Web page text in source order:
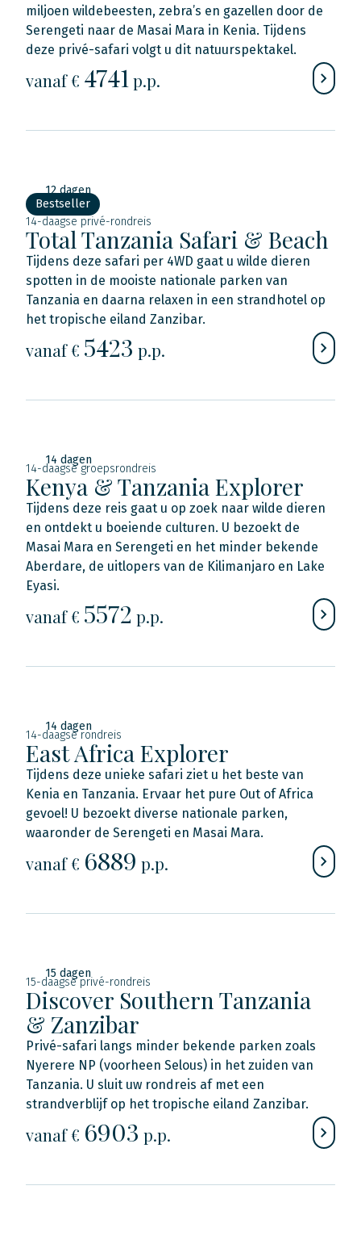
miljoen wildebeesten, zebra’s en gazellen door de
Serengeti naar de Masai Mara in Kenia. Tijdens
deze privé-safari volgt u dit natuurspektakel.
vanaf € 4741p.p.
12 dagen
Bestseller
14-daagse privé-rondreis
Total Tanzania Safari & Beach
Tijdens deze safari per 4WD gaat u wilde dieren
spotten in de mooiste nationale parken van
Tanzania en daarna relaxen in een strandhotel op
het tropische eiland Zanzibar.
vanaf € 5423 p.p.
14 dagen
14-daagse groepsrondreis
Kenya & Tanzania Explorer
Tijdens deze reis gaat u op zoek naar wilde dieren
en ontdekt u boeiende culturen. U bezoekt de
Masai Mara en Serengeti en het minder bekende
Aberdare, de uitlopers van de Kilimanjaro en Lake
Eyasi.
vanaf € 5572 p.p.
14 dagen
14-daagse rondreis
East Africa Explorer
Tijdens deze unieke safari ziet u het beste van
Kenia en Tanzania. Ervaar het pure Out of Africa
gevoel! U bezoekt diverse nationale parken,
waaronder de Serengeti en Masai Mara.
vanaf € 6889 p.p.
15 dagen
15-daagse privé-rondreis
Discover Southern Tanzania
& Zanzibar
Privé-safari langs minder bekende parken zoals
Nyerere NP (voorheen Selous) in het zuiden van
Tanzania. U sluit uw rondreis af met een
strandverblijf op het tropische eiland Zanzibar.
vanaf € 6903 p.p.